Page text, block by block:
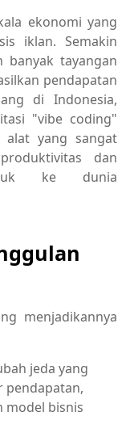
ekonomi yang
iklan. Semakin
banyak tayangan
pendapatan
di Indonesia,
"vibe coding"
alat yang sangat
dan
ke dunia
menjadikannya
jeda yang
model bisnis